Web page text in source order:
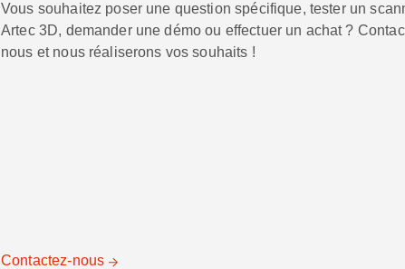
Vous souhaitez poser une question spécifique, tester un
Artec 3D, demander une démo ou effectuer un achat ?
nous et nous réaliserons vos souhaits !
Contactez-nous